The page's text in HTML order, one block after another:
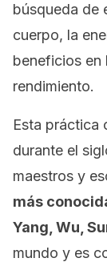
búsqueda de
cuerpo, la
beneficios en
rendimiento.
Esta práctica
durante el
maestros y
más
Yang Wu
mundo y es